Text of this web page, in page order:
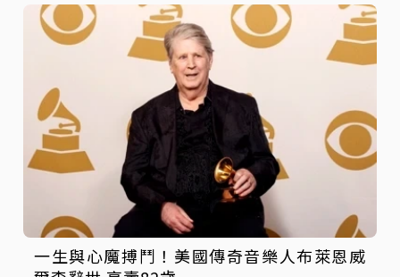
一生與心魔搏鬥！美國傳奇音樂人布萊恩威